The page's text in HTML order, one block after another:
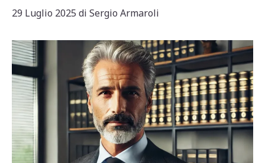
29 Luglio 2025 di Sergio Armaroli